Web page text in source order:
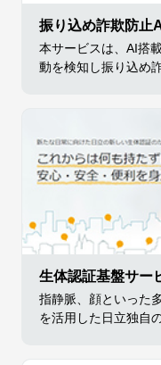
振り込め詐欺防止
本サービスは、AI搭
動を検知し振り込め
生体認証基盤サー
指静脈、顔といった
を活用した日立独自